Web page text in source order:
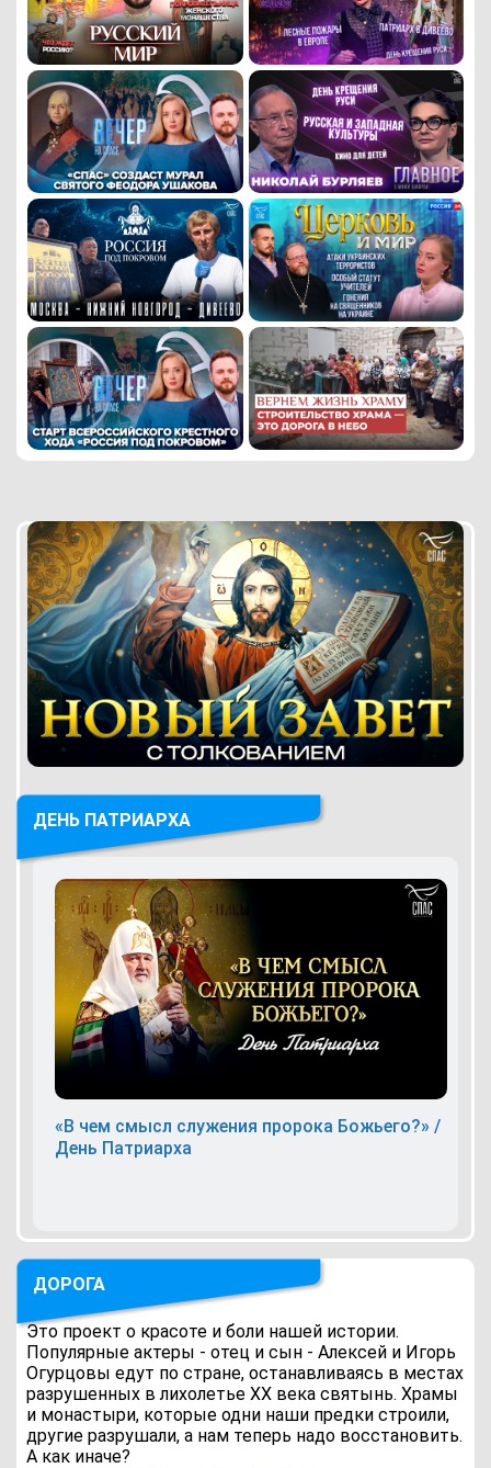
ДЕНЬ ПАТРИАРХА
«В чем смысл служения пророка Божьего?» /
День Патриарха
ДОРОГА
Это проект о красоте и боли нашей истории.
Популярные актеры - отец и сын - Алексей и Игорь
Огурцовы едут по стране, останавливаясь в местах
разрушенных в лихолетье ХХ века святынь. Храмы
и монастыри, которые одни наши предки строили,
другие разрушали, а нам теперь надо восстановить.
А как иначе?